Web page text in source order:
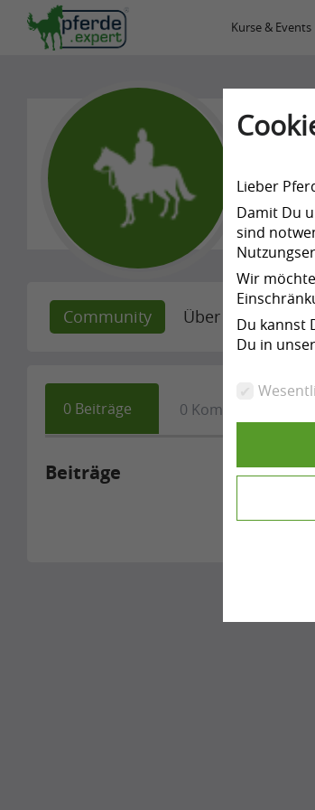
Lieber
Damit Du
sind
Wir
Du kannst
Du in
Kurse & Events
-
Community Über mich
0 Beiträge 0 Kommentare
Beiträge